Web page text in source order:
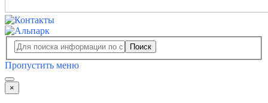
Поиск
Пропустить меню
×